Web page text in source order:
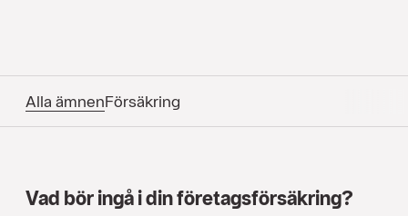
Alla ämnenFörsäkring
Vad bör ingå i din företagsförsäkring?